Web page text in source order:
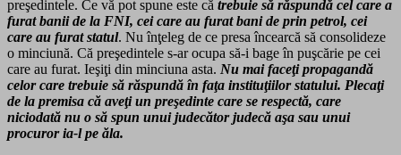
preşedintele. Ce vă pot spune este că trebuie să răspundă cel care a
furat banii de la FNI, cei care au furat bani de prin petrol, cei
care au furat statul. Nu înţeleg de ce presa încearcă să consolideze
o minciună. Că preşedintele s-ar ocupa să-i bage în puşcărie pe cei
care au furat. Ieşiţi din minciuna asta. Nu mai faceţi propagandă
celor care trebuie să răspundă în faţa instituţiilor statului. Plecaţi
de la premisa că aveţi un preşedinte care se respectă, care
niciodată nu o să spun unui judecător judecă aşa sau unui
procuror ia-l pe ăla.